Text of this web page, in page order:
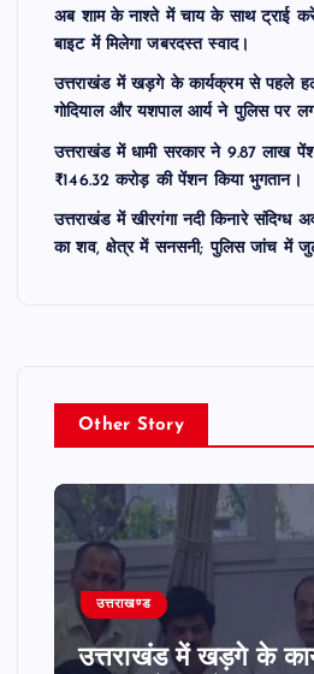
अब शाम के नाश्ते में चाय के साथ ट्राई
बाइट में मिलेगा जबरदस्त स्वाद।
उत्तराखंड में खड़गे के कार्यक्रम से पहले
गोदियाल और यशपाल आर्य ने पुलिस पर
उत्तराखंड में धामी सरकार ने 9.87 लाख
₹146.32 करोड़ की पेंशन किया भुगतान।
उत्तराखंड में खीरगंगा नदी किनारे संदिग्ध
का शव, क्षेत्र में सनसनी; पुलिस जांच में
Other Story
उत्तराखण्ड
उत्तराखंड में खड़गे के